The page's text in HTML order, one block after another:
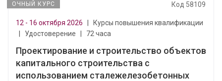
ОЧНЫЙ КУРС Код 58109
12 - 16 октября 2026
Курсы повышения квалификации
Удостоверение 72 часа
Проектирование и строительство объектов
капитального строительства с
использованием сталежелезобетонных